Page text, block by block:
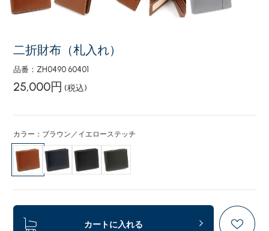
二折財布（札入れ）
品番：ZH0490 60401
25,000円 (税込)
カラー：ブラウン／イエローステッチ
カートに入れる